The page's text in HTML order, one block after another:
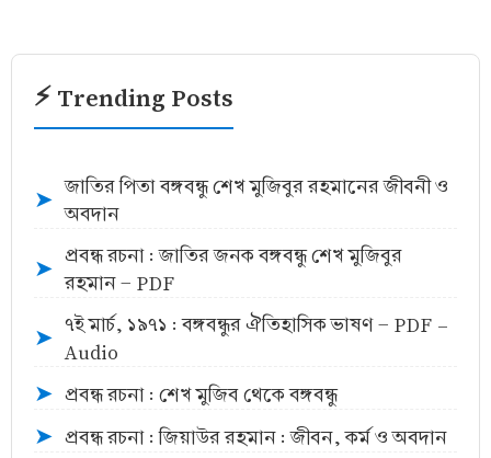
⚡ Trending Posts
➤
জাতির পিতা বঙ্গবন্ধু শেখ মুজিবুর রহমানের জীবনী ও
অবদান
➤
প্রবন্ধ রচনা : জাতির জনক বঙ্গবন্ধু শেখ মুজিবুর
রহমান - PDF
➤
৭ই মার্চ, ১৯৭১ : বঙ্গবন্ধুর ঐতিহাসিক ভাষণ - PDF -
Audio
➤ প্রবন্ধ রচনা : শেখ মুজিব থেকে বঙ্গবন্ধু
➤ প্রবন্ধ রচনা : জিয়াউর রহমান : জীবন, কর্ম ও অবদান